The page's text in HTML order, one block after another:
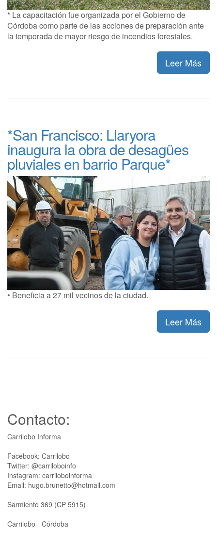
* La capacitación fue organizada por el Gobierno de
Córdoba como parte de las acciones de preparación ante
la temporada de mayor riesgo de incendios forestales.
Leer Más
*San Francisco: Llaryora
inaugura la obra de desagües
pluviales en barrio Parque*
• Beneficia a 27 mil vecinos de la ciudad.
Leer Más
Contacto:
Carrilobo Informa
Facebook: Carrilobo
Twitter: @carriloboinfo
Instagram: carriloboinforma
Email: hugo.brunetto@hotmail.com
Sarmiento 369 (CP 5915)
Carrilobo - Córdoba